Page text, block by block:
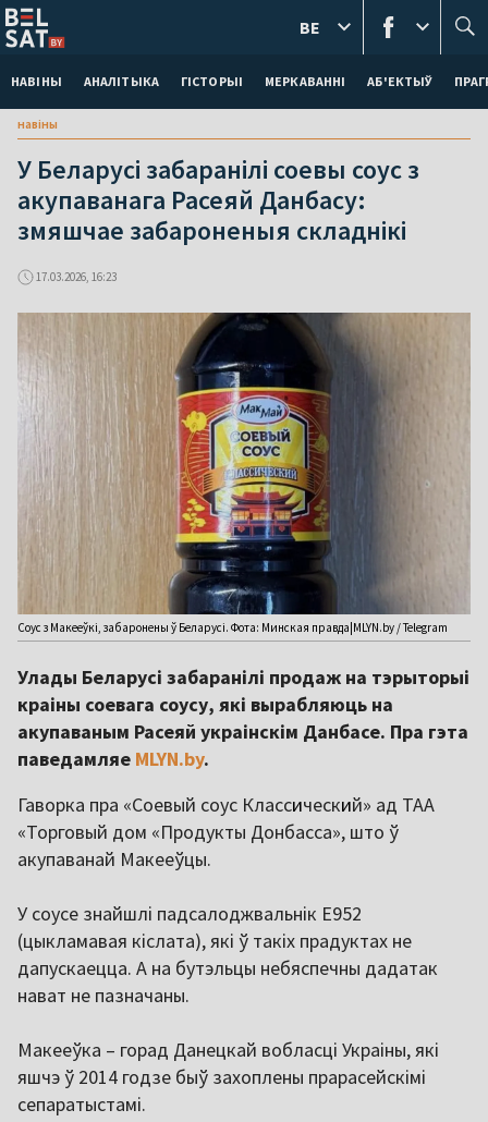
НАВІНЫ АНАЛІТЫКА ГІСТОРЫІ МЕРКАВАННI АБ'ЕКТЫЎ
BE
навіны
У Беларусі забаранілі соевы соус з
акупаванага Расеяй Данбасу:
змяшчае забароненыя складнікі
17.03.2026, 16:23
Соус з Макееўкі, забаронены ў Беларусі. Фота: Минская правда|MLYN.by / Telegram
Улады Беларусі забаранілі продаж на тэрыторыі
краіны соевага соусу, які вырабляюць на
акупаваным Расеяй украінскім Данбасе. Пра гэта
паведамляе MLYN.by.
Гаворка пра «Соевый соус Классический» ад ТАА
«Торговый дом «Продукты Донбасса», што ў
акупаванай Макееўцы.
У соусе знайшлі падсалоджвальнік Е952
(цыкламавая кіслата), які ў такіх прадуктах не
дапускаецца. А на бутэльцы небяспечны дадатак
нават не пазначаны.
Макееўка – горад Данецкай вобласці Украіны, які
яшчэ ў 2014 годзе быў захоплены прарасейскімі
сепаратыстамі.